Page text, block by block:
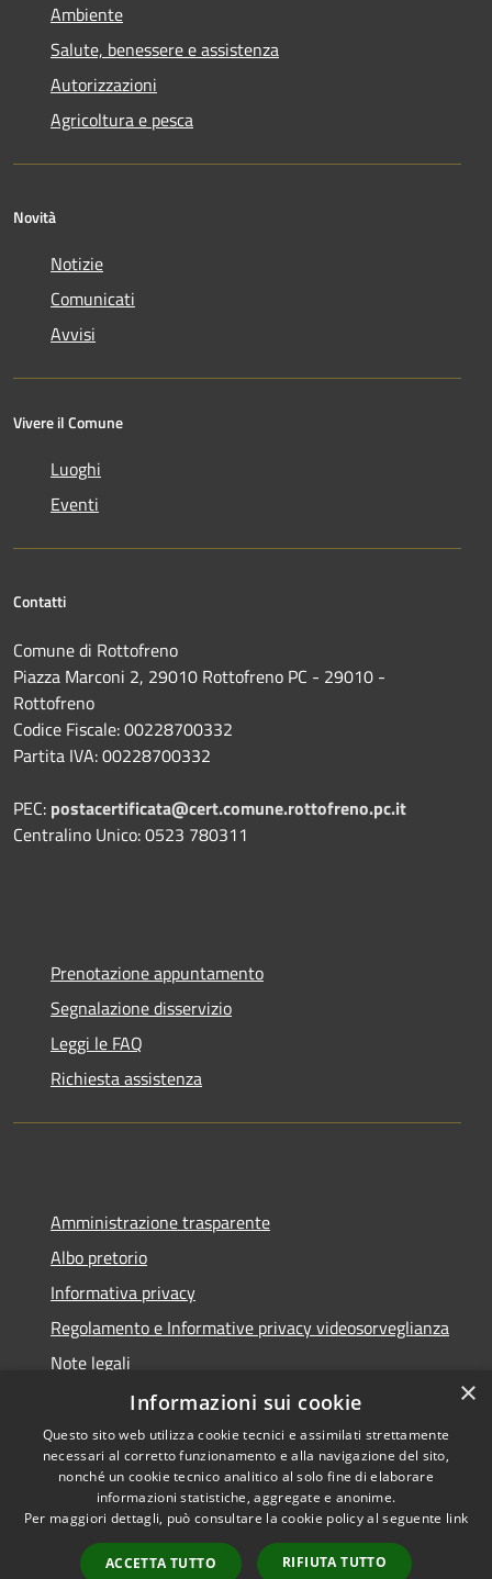
Ambiente
Salute, benessere e assistenza
Autorizzazioni
Agricoltura e pesca
Novità
Notizie
Comunicati
Avvisi
Vivere il Comune
Luoghi
Eventi
Contatti
Comune di Rottofreno
Piazza Marconi 2, 29010 Rottofreno PC - 29010 -
Rottofreno
Codice Fiscale: 00228700332
Partita IVA: 00228700332
PEC: postacertificata@cert.comune.rottofreno.pc.it
Centralino Unico: 0523 780311
Prenotazione appuntamento
Segnalazione disservizio
Leggi le FAQ
Richiesta assistenza
Amministrazione trasparente
Albo pretorio
Informativa privacy
Regolamento e Informative privacy videosorveglianza
Note legali
Dichiarazione di accessibilità
RSS
Accessibilità
Copyright © 2026 • Comune di
Municipium•
Accesso
×
Informazioni sui cookie
Questo sito web utilizza cookie tecnici e assimilati strettamente
necessari al corretto funzionamento e alla navigazione del sito,
nonché un cookie tecnico analitico al solo fine di elaborare
informazioni statistiche, aggregate e anonime.
Per maggiori dettagli, può consultare la cookie policy al seguente link
ACCETTA TUTTO RIFIUTA TUTTO